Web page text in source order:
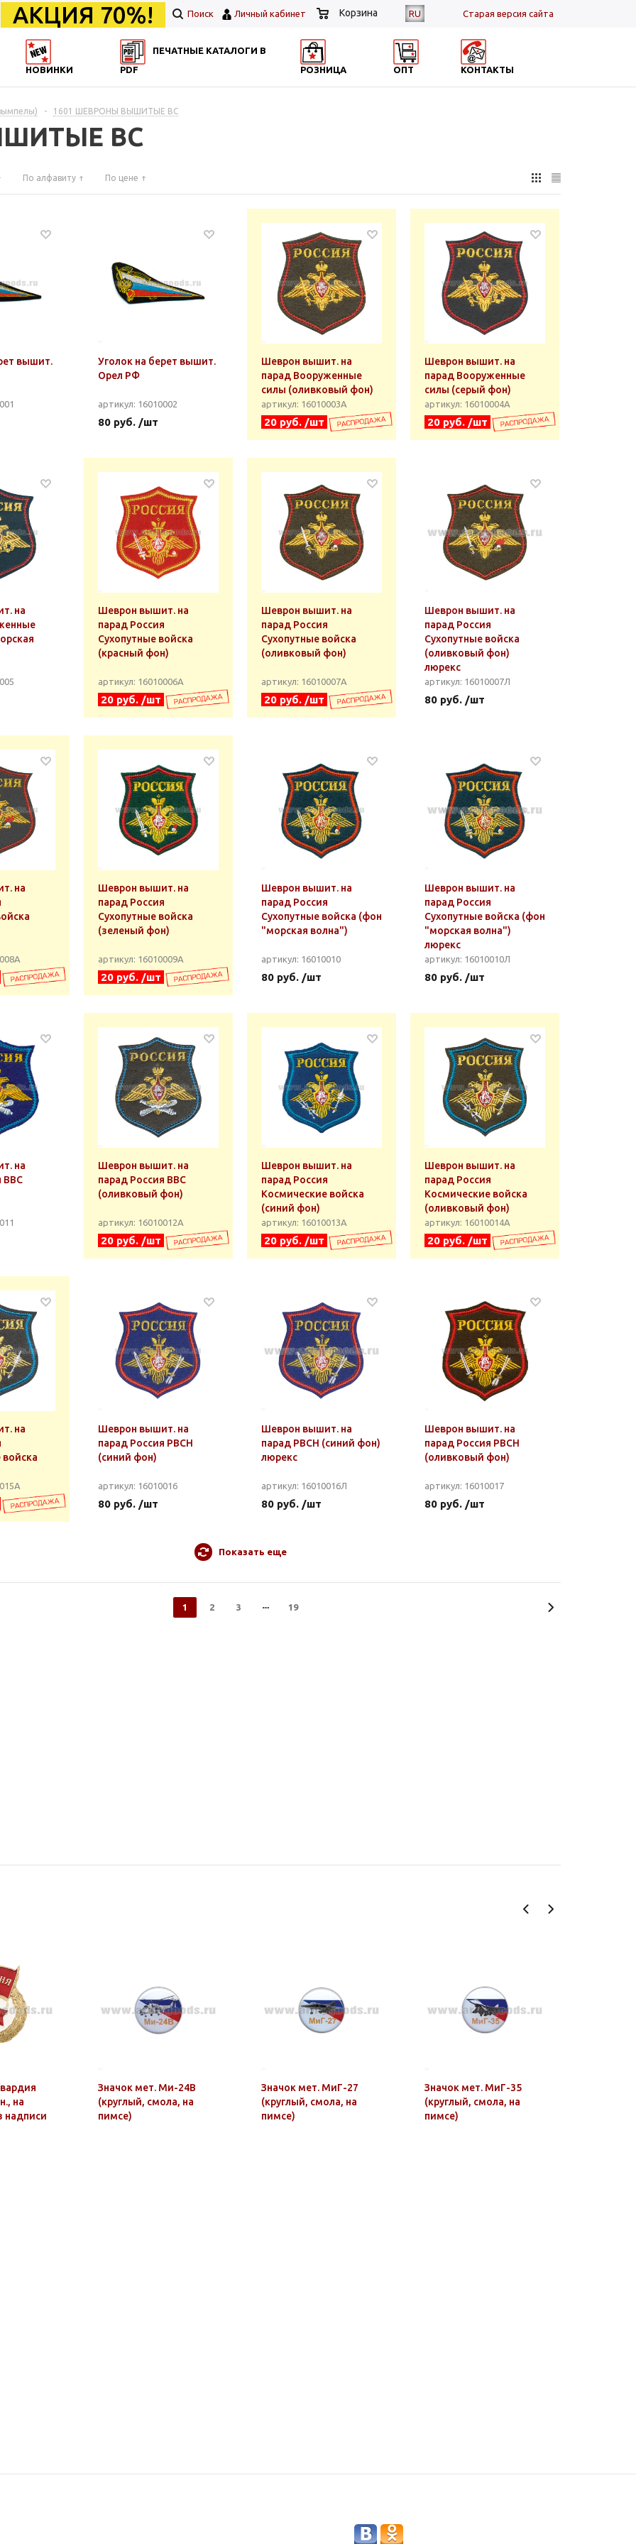
RU Cтарая версия сайта
АКЦИЯ 70%! Поиск Личный кабинет Корзина
НОВИНКИ
ПЕЧАТНЫЕ КАТАЛОГИ В
PDF
РОЗНИЦА ОПТ КОНТАКТЫ
- 1601 ШЕВРОНЫ ВЫШИТЫЕ ВС
ВС
По алфавиту По цене
вышит.
Уголок на берет вышит.
Орел РФ
артикул: 16010002
80 руб. /шт
Шеврон вышит. на
парад Вооруженные
силы (оливковый фон)
артикул: 16010003А
20 руб. /шт
Шеврон вышит. на
парад Вооруженные
силы (серый фон)
артикул: 16010004А
20 руб. /шт
на
Шеврон вышит. на
парад Россия
Сухопутные войска
(красный фон)
артикул: 16010006А
20 руб. /шт
Шеврон вышит. на
парад Россия
Сухопутные войска
(оливковый фон)
артикул: 16010007А
20 руб. /шт
Шеврон вышит. на
парад Россия
Сухопутные войска
(оливковый фон)
люрекс
артикул: 16010007Л
80 руб. /шт
на
Шеврон вышит. на
парад Россия
Сухопутные войска
(зеленый фон)
артикул: 16010009А
20 руб. /шт
Шеврон вышит. на
парад Россия
Сухопутные войска (фон
"морская волна")
артикул: 16010010
80 руб. /шт
Шеврон вышит. на
парад Россия
Сухопутные войска (фон
"морская волна")
люрекс
артикул: 16010010Л
80 руб. /шт
на
ВВС
Шеврон вышит. на
парад Россия ВВС
(оливковый фон)
артикул: 16010012А
20 руб. /шт
Шеврон вышит. на
парад Россия
Космические войска
(синий фон)
артикул: 16010013А
20 руб. /шт
Шеврон вышит. на
парад Россия
Космические войска
(оливковый фон)
артикул: 16010014А
20 руб. /шт
на
Шеврон вышит. на
парад Россия РВСН
(синий фон)
артикул: 16010016
80 руб. /шт
Шеврон вышит. на
парад РВСН (синий фон)
люрекс
артикул: 16010016Л
80 руб. /шт
Шеврон вышит. на
парад Россия РВСН
(оливковый фон)
артикул: 16010017
80 руб. /шт
Показать еще
1 2 3 19
на
надписи
Значок мет. Ми-24В
(круглый, смола, на
пимсе)
Значок мет. МиГ-27
(круглый, смола, на
пимсе)
Значок мет. МиГ-35
(круглый, смола, на
пимсе)